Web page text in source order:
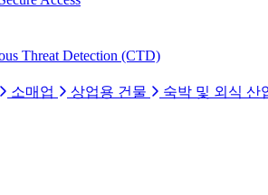
Threat Detection (CTD)
소매업 상업용 건물 숙박 및 외식 산